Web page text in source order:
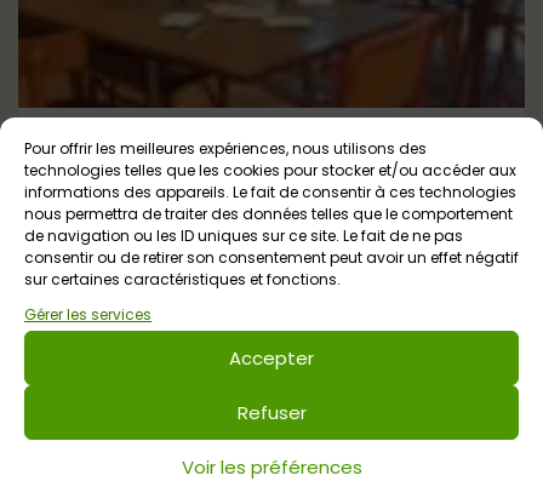
Pour offrir les meilleures expériences, nous utilisons des
technologies telles que les cookies pour stocker et/ou accéder aux
informations des appareils. Le fait de consentir à ces technologies
nous permettra de traiter des données telles que le comportement
de navigation ou les ID uniques sur ce site. Le fait de ne pas
consentir ou de retirer son consentement peut avoir un effet négatif
sur certaines caractéristiques et fonctions.
Gérer les services
Accepter
Refuser
Voir les préférences
Les Poterieurs – Café céramique
Auray Dès 3 ans